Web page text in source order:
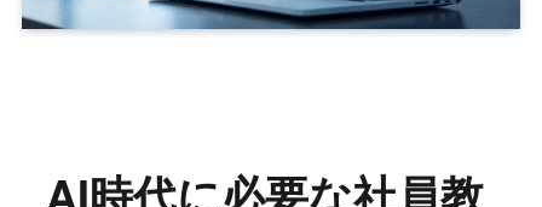
AI時代に必要な社員教